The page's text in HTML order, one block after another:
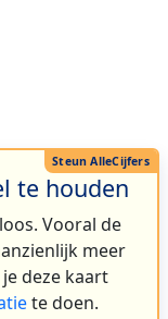
te houden
Vooral de
meer
deze kaart
te doen.